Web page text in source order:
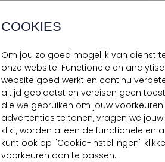
COOKIES
Om jou zo goed mogelijk van dienst
onze website. Functionele en
website goed werkt en continu
altijd geplaatst en vereisen geen
die we gebruiken om jouw
advertenties te tonen, vragen we
klikt, worden alleen de functionele en
kunt ook op "Cookie-instellingen"
voorkeuren aan te passen.